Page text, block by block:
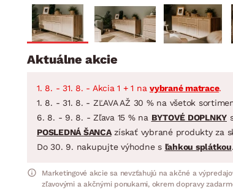
Aktuálne akcie
1. 8. - 31. 8. - Akcia 1 + 1 na vybrané matrace.
1. 8. - 31. 8. - ZĽAVA AŽ 30 % na všetok
6. 8. - 9. 8. - Zľava 15 % na BYTOVÉ DOPLNKY
POSLEDNÁ ŠANCAzískať vybrané produkty za
Do 30. 9. nakupujte výhodne s ľahkou splátkou.
Marketingové akcie sa nevzťahujú na akčné a
zľavovými a akčnými ponukami, okrem dopravy